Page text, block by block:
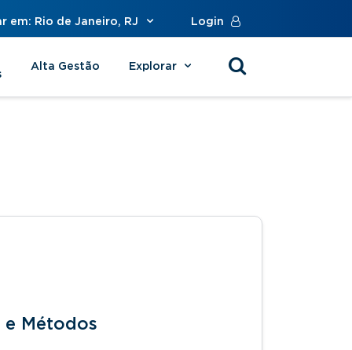
em: Rio de Janeiro, RJ Login
Alta Gestão Explorar
e Métodos